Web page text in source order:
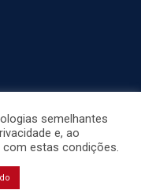
Reservados.
semelhantes
e, ao
estas condições.